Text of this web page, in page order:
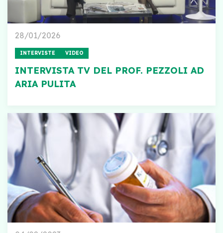
28/01/2026
INTERVISTE VIDEO
INTERVISTA TV DEL PROF. PEZZOLI AD
ARIA PULITA